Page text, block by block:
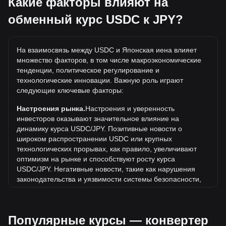
USDC, а 5 USDC будут стоить около 788.92JPY.
Какова самая высокая цена USDC/JPY в истории?
составляет ¥370.77. Еще неизвестно, превысит ли
стоимость 1 USDC в JPY текущий исторический
максимум.
Какова динамика цен в JPY?
За последние 7 дней обменный курс USDC (USDC)
USDC (USDC) вырос на 0.01% по отношению к
следующей валюте: Японская иена (JPY).
обменный курс USDC к JPY?
На взаимосвязь между USDC и Японская иена влияет
множество факторов, в том числе макроэкономические
тенденции, политическое регулирование и
технологические инновации. Важную роль играют
следующие ключевые факторы:
Настроения рынка.Настроения и уверенность
инвесторов оказывают значительное влияние на
динамику курса USDC/JPY. Позитивные новости о
широком распространении USDC или крупных
технологических прорывах, как правило, увеличивают
оптимизм на рынке и способствуют росту курса
USDC/JPY. Негативные новости, такие как нарушения
законодательства и уязвимости системы безопасности,
Нормативно-правовая база. Государственная политика
Популярные курсы — конвертер